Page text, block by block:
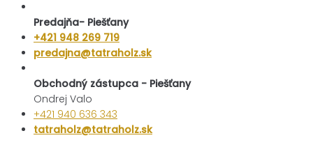
Predajňa- Piešťany
+421 948 269 719
predajna@tatraholz.sk
Obchodný zástupca - Piešťany
Ondrej Valo
+421 940 636 343
tatraholz@tatraholz.sk